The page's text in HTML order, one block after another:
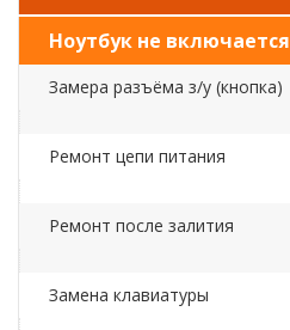
Ноутбук не включается
Замера разъёма з/у (кнопка)
Ремонт цепи питания
Ремонт после залития
Замена клавиатуры